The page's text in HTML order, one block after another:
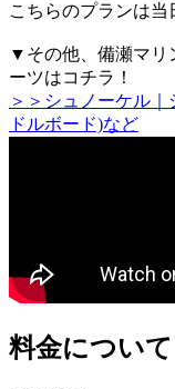
こちらのプランは当
▼その他、備瀬マリ
ーツはコチラ！
＞＞シュノーケル
ドルボード)など
料金について